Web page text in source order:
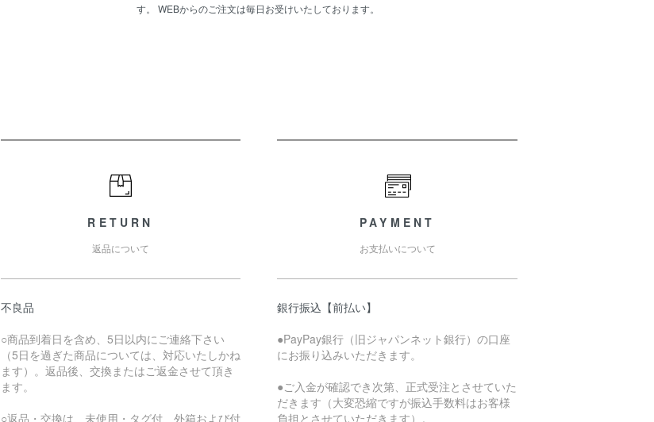
す。 WEBからのご注文は毎日お受けいたしております。
RETURN
返品について
不良品
○商品到着日を含め、5日以内にご連絡下さい
（5日を過ぎた商品については、対応いたしかね
ます）。返品後、交換またはご返金させて頂き
ます。
○返品・交換は、未使用・タグ付、外箱および付
PAYMENT
お支払いについて
銀行振込【前払い】
●PayPay銀行（旧ジャパンネット銀行）の口座
にお振り込みいただきます。
●ご入金が確認でき次第、正式受注とさせていた
だきます（大変恐縮ですが振込手数料はお客様
負担とさせていただきます）。